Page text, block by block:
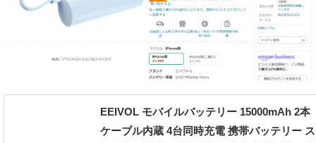
EEIVOL モバイルバッテリー 15000mAh 2本
ケーブル内蔵 4台同時充電 携帯バッテリー ス